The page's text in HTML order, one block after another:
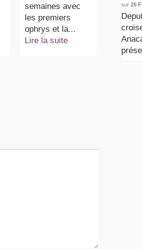
semaines avec
les premiers
ophrys et la...
Lire la suite
et...
sur25